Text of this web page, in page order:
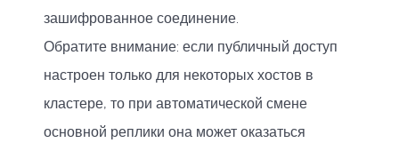
зашифрованное соединение.
Обратите внимание: если публичный доступ
настроен только для некоторых хостов в
кластере, то при автоматической смене
основной реплики она может оказаться